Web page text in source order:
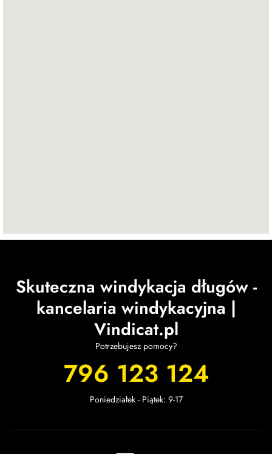
Skuteczna windykacja długów -
kancelaria windykacyjna |
Vindicat.pl
Potrzebujesz pomocy?
796 123 124
Poniedziałek - Piątek: 9-17